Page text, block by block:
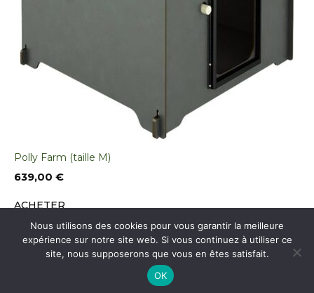
Polly Farm (taille M)
639,00 €
ACHETER
Mon poulailler plastique © 2026 -
Nous utilisons des cookies pour vous garantir la meilleure
expérience sur notre site web. Si vous continuez à utiliser ce
site, nous supposerons que vous en êtes satisfait.
OK